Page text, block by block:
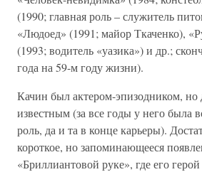
(1990; главная роль – служитель
«Людоед» (1991; майор Ткаченко),
(1993; водитель «уазика») и др.;
года на 59-м году жизни).
Качин был актером-эпизодником, но
известным (за все годы у него была
роль, да и та в конце карьеры).
короткое, но запоминающееся
«Бриллиантовой руке», где его